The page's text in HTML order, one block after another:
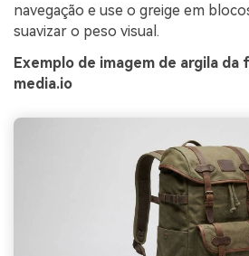
navegação e use o greige em
suavizar o peso visual.
Exemplo de imagem de argila da
media.io